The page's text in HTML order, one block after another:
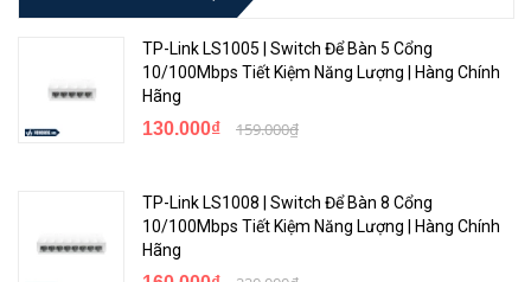
TP-Link LS1005 | Switch Để Bàn 5 Cổng
10/100Mbps Tiết Kiệm Năng Lượng | Hàng Chính
Hãng
130.000₫ 159.000₫
TP-Link LS1008 | Switch Để Bàn 8 Cổng
10/100Mbps Tiết Kiệm Năng Lượng | Hàng Chính
Hãng